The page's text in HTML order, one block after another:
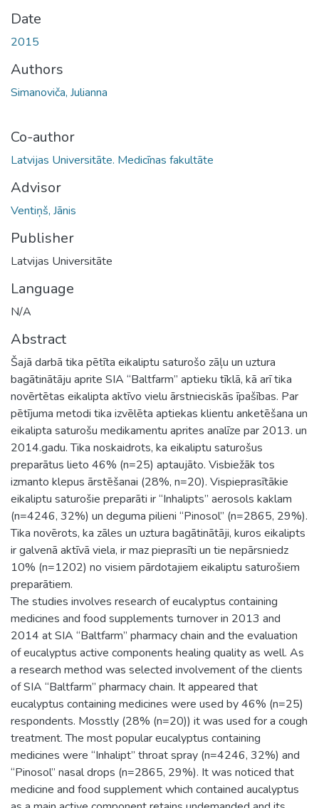
Date
2015
Authors
Simanoviča, Julianna
Co-author
Latvijas Universitāte. Medicīnas fakultāte
Advisor
Ventiņš, Jānis
Publisher
Latvijas Universitāte
Language
N/A
Abstract
Šajā darbā tika pētīta eikaliptu saturošo zāļu un uztura
bagātinātāju aprite SIA “Baltfarm” aptieku tīklā, kā arī tika
novērtētas eikalipta aktīvo vielu ārstnieciskās īpašības. Par
pētījuma metodi tika izvēlēta aptiekas klientu anketēšana un
eikalipta saturošu medikamentu aprites analīze par 2013. un
2014.gadu. Tika noskaidrots, ka eikaliptu saturošus
preparātus lieto 46% (n=25) aptaujāto. Visbiežāk tos
izmanto klepus ārstēšanai (28%, n=20). Vispieprasītākie
eikaliptu saturošie preparāti ir “Inhalipts” aerosols kaklam
(n=4246, 32%) un deguma pilieni “Pinosol” (n=2865, 29%).
Tika novērots, ka zāles un uztura bagātinātāji, kuros eikalipts
ir galvenā aktīvā viela, ir maz pieprasīti un tie nepārsniedz
10% (n=1202) no visiem pārdotajiem eikaliptu saturošiem
preparātiem.
The studies involves research of eucalyptus containing
medicines and food supplements turnover in 2013 and
2014 at SIA “Baltfarm” pharmacy chain and the evaluation
of eucalyptus active components healing quality as well. As
a research method was selected involvement of the clients
of SIA “Baltfarm” pharmacy chain. It appeared that
eucalyptus containing medicines were used by 46% (n=25)
respondents. Mosstly (28% (n=20)) it was used for a cough
treatment. The most popular eucalyptus containing
medicines were “Inhalipt” throat spray (n=4246, 32%) and
“Pinosol” nasal drops (n=2865, 29%). It was noticed that
medicine and food supplement which contained aucalyptus